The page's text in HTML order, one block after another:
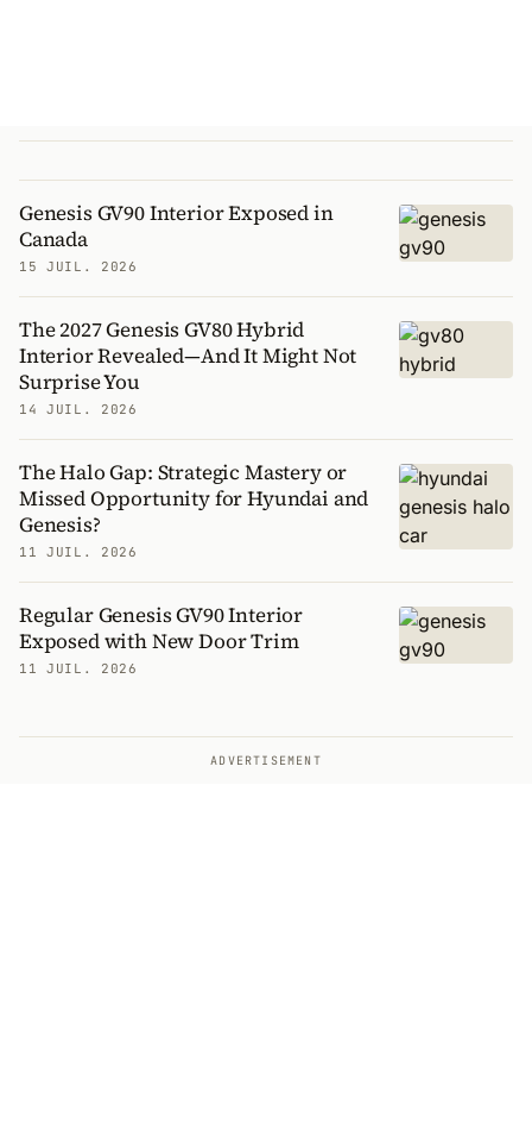
Genesis GV90 Interior Exposed in
Canada
15 JUIL. 2026
The 2027 Genesis GV80 Hybrid
Interior Revealed—And It Might Not
Surprise You
14 JUIL. 2026
The Halo Gap: Strategic Mastery or
Missed Opportunity for Hyundai and
Genesis?
11 JUIL. 2026
Regular Genesis GV90 Interior
Exposed with New Door Trim
11 JUIL. 2026
ADVERTISEMENT